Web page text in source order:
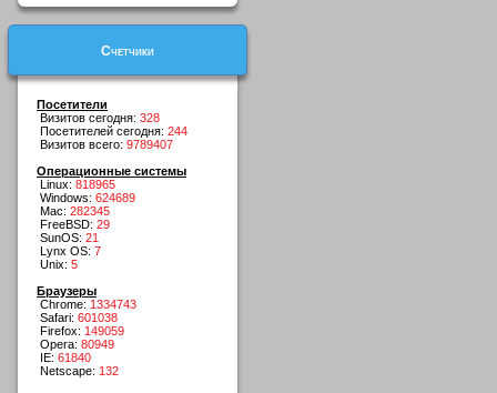
Счетчики
Посетители
Визитов сегодня: 328
Посетителей сегодня: 244
Визитов всего: 9789407
Операционные системы
Linux: 818965
Windows: 624689
Mac: 282345
FreeBSD: 29
SunOS: 21
Lynx OS: 7
Unix: 5
Браузеры
Chrome: 1334743
Safari: 601038
Firefox: 149059
Opera: 80949
IE: 61840
Netscape: 132